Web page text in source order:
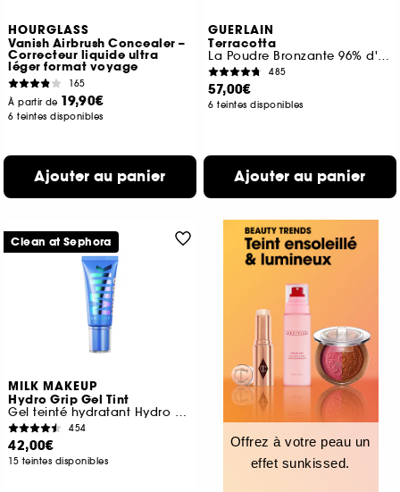
HOURGLASS
Vanish Airbrush Concealer –
Correcteur liquide ultra
léger format voyage
165
À partir de 19,90€
6 teintes disponibles
Ajouter au panier
GUERLAIN
Terracotta
La Poudre Bronzante 96% d'ingrédients d'origine naturelle
485
57,00€
6 teintes disponibles
Ajouter au panier
MILK MAKEUP
Hydro Grip Gel Tint
Gel teinté hydratant Hydro Grip 12 heures
454
42,00€
15 teintes disponibles
Clean at Sephora
Offrez à votre peau un
effet sunkissed.